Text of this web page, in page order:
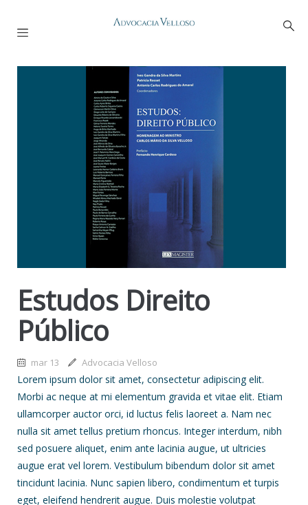
Estudos Direito
Público
mar 13 Advocacia Velloso
Lorem ipsum dolor sit amet, consectetur adipiscing elit.
Morbi ac neque at mi elementum gravida et vitae elit. Etiam
ullamcorper auctor orci, id luctus felis laoreet a. Nam nec
nulla sit amet tellus pretium rhoncus. Integer interdum, nibh
sed posuere aliquet, enim ante lacinia augue, ut ultricies
augue erat vel lorem. Vestibulum bibendum dolor sit amet
tincidunt lacinia. Nunc sapien libero, condimentum et turpis
eget, eleifend hendrerit augue. Duis molestie volutpat